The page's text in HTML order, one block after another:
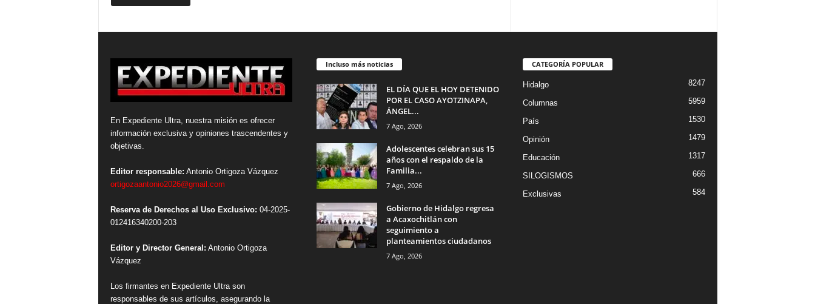
En Expediente Ultra, nuestra misión es ofrecer
información exclusiva y opiniones trascendentes y
objetivas.
Editor responsable: Antonio Ortigoza Vázquez
ortigozaantonio2026@gmail.com
Reserva de Derechos al Uso Exclusivo: 04-2025-
012416340200-203
Editor y Director General: Antonio Ortigoza
Vázquez
Los firmantes en Expediente Ultra son
responsables de sus artículos, asegurando la
Incluso más noticias
EL DÍA QUE EL HOY DETENIDO
POR EL CASO AYOTZINAPA,
ÁNGEL...
7 Ago, 2026
Adolescentes celebran sus 15
años con el respaldo de la
Familia...
7 Ago, 2026
Gobierno de Hidalgo regresa
a Acaxochitlán con
seguimiento a
planteamientos ciudadanos
7 Ago, 2026
CATEGORÍA POPULAR
Hidalgo 8247
Columnas 5959
País 1530
Opinión 1479
Educación 1317
SILOGISMOS 666
Exclusivas 584